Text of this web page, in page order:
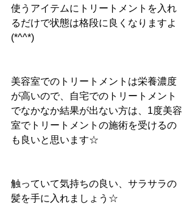
使うアイテムにトリートメントを入れ
るだけで状態は格段に良くなりますよ
(*^^*)
美容室でのトリートメントは栄養濃度
が高いので、自宅でのトリートメント
でなかなか結果が出ない方は、1度美容
室でトリートメントの施術を受けるの
も良いと思います☆
触っていて気持ちの良い、サラサラの
髪を手に入れましょう☆